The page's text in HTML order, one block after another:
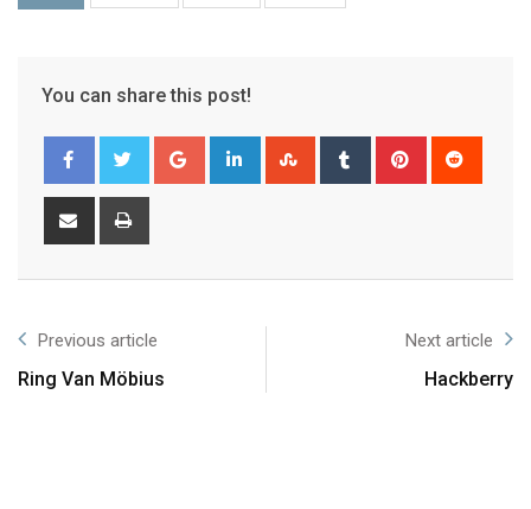
You can share this post!
Previous article
Ring Van Möbius
Next article
Hackberry